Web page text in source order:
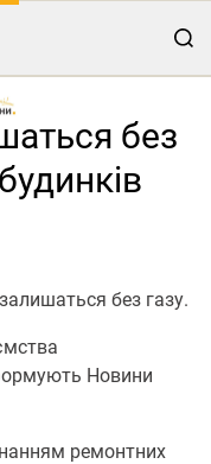
без
без газу.
Новини
ремонтних